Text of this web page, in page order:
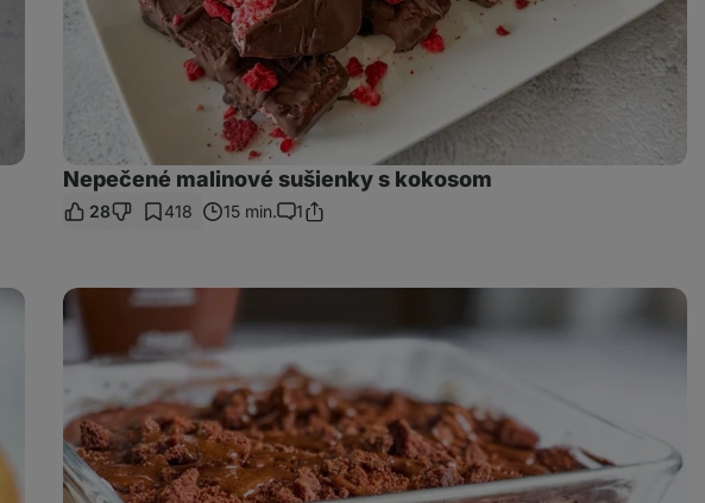
Nepečené malinové sušienky s kokosom
28 418 15 min.
Komentáre
1Zdieľať
Čokoládová